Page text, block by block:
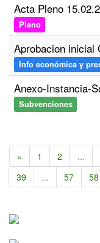
Acta Pleno
Pleno
Aprobacion inicial
Info económica y
Anexo-Instancia-
Subvenciones
« 1 2 ...
39
... 57 58